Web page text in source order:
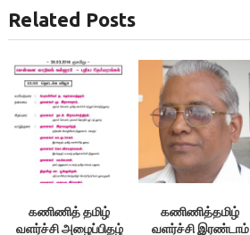
Related Posts
கணிணித் தமிழ்
வளர்ச்சி அழைப்பிதழ்
கணிணித்தமிழ்
வளர்ச்சி இரண்டாம்